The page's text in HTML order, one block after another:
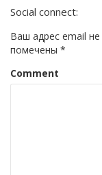
Social connect:
Ваш адрес email
помечены *
Comment